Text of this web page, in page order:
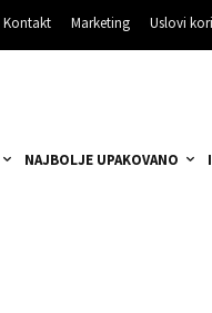
Kontakt Marketing Uslovi
NAJBOLJE UPAKOVANO